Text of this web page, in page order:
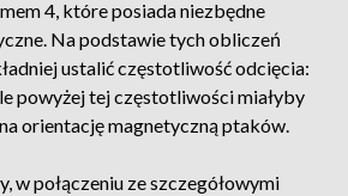
4, które posiada niezbędne
Na podstawie tych obliczeń
ustalić częstotliwość odcięcia:
powyżej tej częstotliwości miałyby
orientację magnetyczną ptaków.
w połączeniu ze szczegółowymi